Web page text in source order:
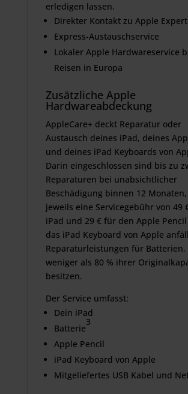
erledigen lassen.
Direkter Kontakt zu Apple
Express-Austauschservice
Lokaler Apple Hardwareservice
Reisen in Europa
Zusätzliche Apple
Hardwareabdeckung
AppleCare+ deckt Reparatur oder
Austausch deines iPad, deines
und deines iPad Keyboards von
Darin eingeschlossen sind bis zu
Reparaturen bei unab­sichtlicher
Beschädigung binnen 12
jeweils eine Servicegebühr von 49
iPad und 29 € für den Apple
das iPad Keyboard von Apple
Reparatur­leistungen für Batterien,
weniger als 80 % ihrer
besitzen.
Der Service umfasst:
Dein iPad
Batterie
3
Apple Pencil
iPad Keyboard von Apple
Mitgeliefertes USB Kabel und